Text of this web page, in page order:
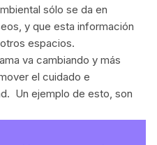
sólo se da en
y que esta información
espacios.
va cambiando y más
el cuidado e
Un ejemplo de esto, son